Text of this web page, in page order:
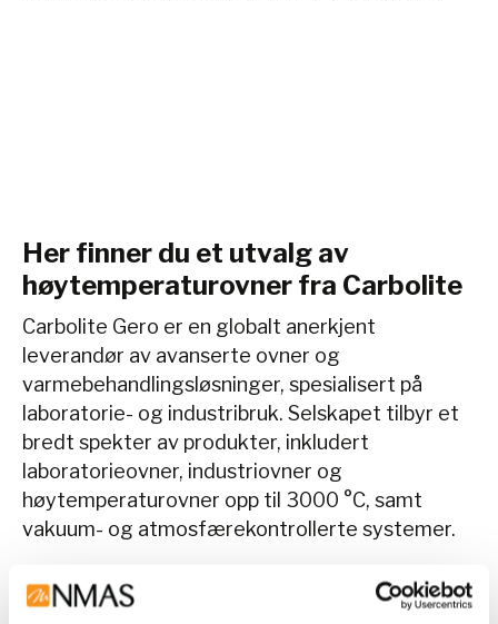
Her finner du et utvalg av
høytemperaturovner fra Carbolite
Carbolite Gero er en globalt anerkjent
leverandør av avanserte ovner og
varmebehandlingsløsninger, spesialisert på
laboratorie- og industribruk. Selskapet tilbyr et
bredt spekter av produkter, inkludert
laboratorieovner, industriovner og
høytemperaturovner opp til 3000 °C, samt
vakuum- og atmosfærekontrollerte systemer.